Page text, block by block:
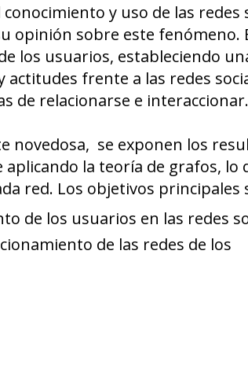
y uso de las redes
opinión sobre este fenómeno.
los usuarios, estableciendo
frente a las redes
de relacionarse e interaccionar.
novedosa, se exponen los
aplicando la teoría de grafos, lo
red. Los objetivos principales
de los usuarios en las redes
de las redes de los